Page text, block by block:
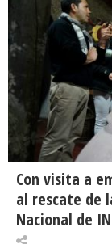
Con visita a
al rescate de
Nacional de